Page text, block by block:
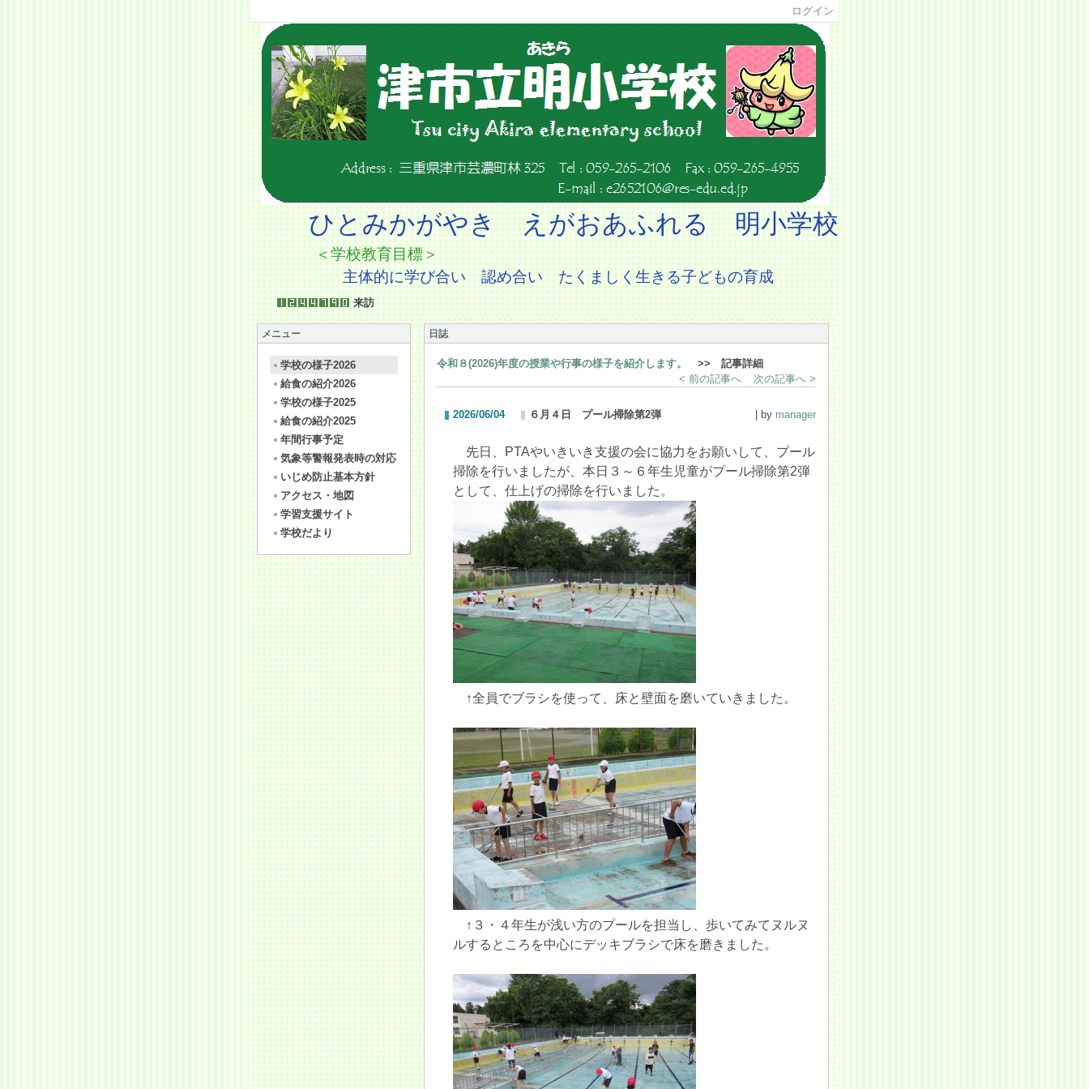
ログイン
ひとみかがやき えがおあふれる 明小学校
＜学校教育目標＞
主体的に学び合い 認め合い たくましく生きる子どもの育成
来訪
メニュー
学校の様子2026
給食の紹介2026
学校の様子2025
給食の紹介2025
年間行事予定
気象等警報発表時の対応
いじめ防止基本方針
アクセス・地図
学習支援サイト
学校だより
日誌
令和８(2026)年度の授業や行事の様子を紹介します。
>> 記事詳細
< 前の記事へ
次の記事へ >
2026/06/04 ６月４日 プール掃除第2弾 | by manager
先日、PTAやいきいき支援の会に協力をお願いして、プール
掃除を行いましたが、本日３～６年生児童がプール掃除第2弾
として、仕上げの掃除を行いました。
↑全員でブラシを使って、床と壁面を磨いていきました。
↑３・４年生が浅い方のプールを担当し、歩いてみてヌルヌ
ルするところを中心にデッキブラシで床を磨きました。